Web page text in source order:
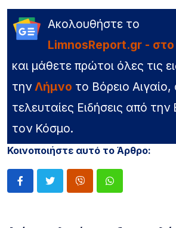
Ακολουθήστε το
LimnosReport.gr -
και μάθετε πρώτοι όλες τις
την Λήμνο το Βόρειο Αιγαίο,
τελευταίες Ειδήσεις από
τον Κόσμο.
Κοινοποιήστε αυτό το Άρθρο: